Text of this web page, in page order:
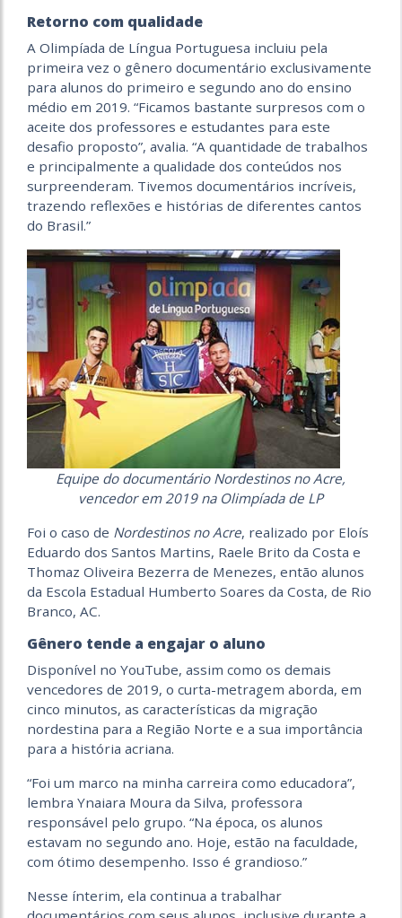
Retorno com qualidade
A Olimpíada de Língua Portuguesa incluiu pela
primeira vez o gênero documentário exclusivamente
para alunos do primeiro e segundo ano do ensino
médio em 2019. “Ficamos bastante surpresos com o
aceite dos professores e estudantes para este
desafio proposto”, avalia. “A quantidade de trabalhos
e principalmente a qualidade dos conteúdos nos
surpreenderam. Tivemos documentários incríveis,
trazendo reflexões e histórias de diferentes cantos
do Brasil.”
Equipe do documentário Nordestinos no Acre,
vencedor em 2019 na Olimpíada de LP
Foi o caso de Nordestinos no Acre, realizado por Eloís
Eduardo dos Santos Martins, Raele Brito da Costa e
Thomaz Oliveira Bezerra de Menezes, então alunos
da Escola Estadual Humberto Soares da Costa, de Rio
Branco, AC.
Gênero tende a engajar o aluno
Disponível no YouTube, assim como os demais
vencedores de 2019, o curta-metragem aborda, em
cinco minutos, as características da migração
nordestina para a Região Norte e a sua importância
para a história acriana.
“Foi um marco na minha carreira como educadora”,
lembra Ynaiara Moura da Silva, professora
responsável pelo grupo. “Na época, os alunos
estavam no segundo ano. Hoje, estão na faculdade,
com ótimo desempenho. Isso é grandioso.”
Nesse ínterim, ela continua a trabalhar